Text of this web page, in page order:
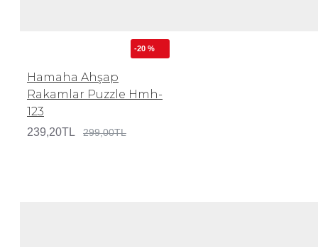
-20 %
Hamaha Ahşap
Rakamlar Puzzle Hmh-
123
239,20TL 299,00TL